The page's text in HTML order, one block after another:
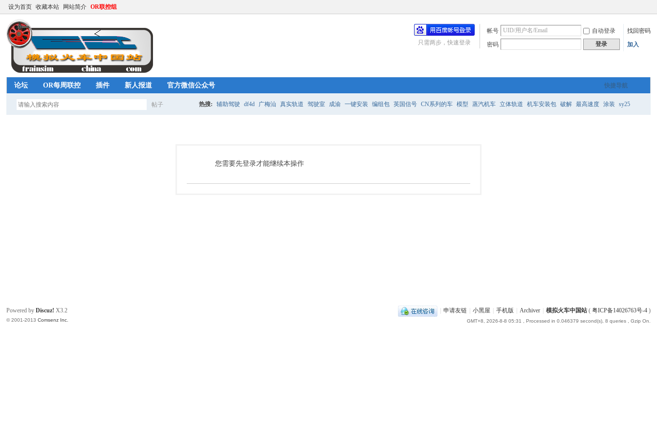
设为首页 收藏本站 网站简介 OR联控组
帐号 自动登录
找回密码
密码
登录 加入
只需两步，快速登录
快捷导航
论坛 OR每周联控 插件 新人报道 官方微信公众号
帖子 热搜: 辅助驾驶 df4d 广梅汕 真实轨道 驾驶室 成渝 一键安装 编组包 英国信号 CN系列的车 模型 蒸汽机车 立体轨道 机车安装包 破解 最高速度 涂装 sy25
您需要先登录才能继续本操作
申请友链 小黑屋 手机版 Archiver 模拟火车中国站( 粤ICP备14026763号-4)
GMT+8, 2026-8-8 05:31 , Processed in 0.046379 second(s), 8 queries , Gzip On.
Powered byDiscuz! X3.2
© 2001-2013Comsenz Inc.